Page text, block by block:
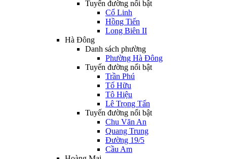
Tuyến đường nổi bật
Cổ Linh
Hồng Tiến
Long Biên II
Hà Đông
Danh sách phường
Phường Hà Đông
Tuyến đường nổi bật
Trần Phú
Tố Hữu
Tô Hiệu
Lê Trọng Tấn
Tuyến đường nổi bật
Chu Văn An
Quang Trung
Đường 19/5
Cầu Am